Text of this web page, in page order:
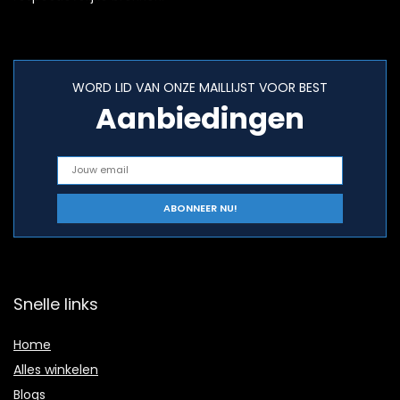
WORD LID VAN ONZE MAILLIJST VOOR BEST
Aanbiedingen
Snelle links
Home
Alles winkelen
Blogs